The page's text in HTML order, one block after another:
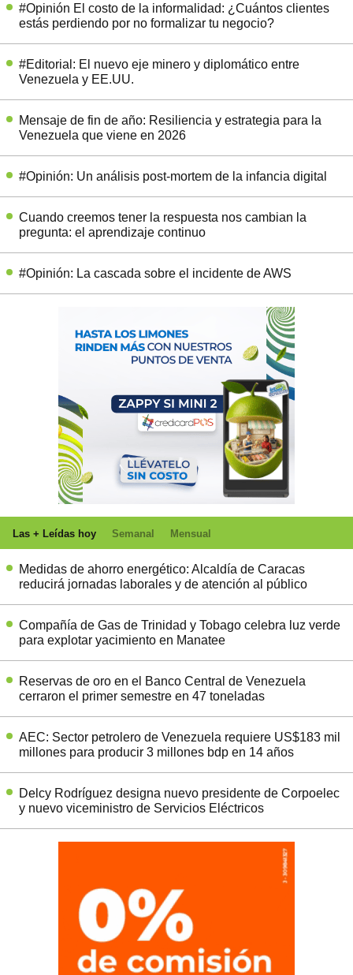
#Opinión El costo de la informalidad: ¿Cuántos clientes
estás perdiendo por no formalizar tu negocio?
#Editorial: El nuevo eje minero y diplomático entre
Venezuela y EE.UU.
Mensaje de fin de año: Resiliencia y estrategia para la
Venezuela que viene en 2026
#Opinión: Un análisis post-mortem de la infancia digital
Cuando creemos tener la respuesta nos cambian la
pregunta: el aprendizaje continuo
#Opinión: La cascada sobre el incidente de AWS
Las + Leídas hoy Semanal Mensual
Medidas de ahorro energético: Alcaldía de Caracas
reducirá jornadas laborales y de atención al público
Compañía de Gas de Trinidad y Tobago celebra luz verde
para explotar yacimiento en Manatee
Reservas de oro en el Banco Central de Venezuela
cerraron el primer semestre en 47 toneladas
AEC: Sector petrolero de Venezuela requiere US$183 mil
millones para producir 3 millones bdp en 14 años
Delcy Rodríguez designa nuevo presidente de Corpoelec
y nuevo viceministro de Servicios Eléctricos